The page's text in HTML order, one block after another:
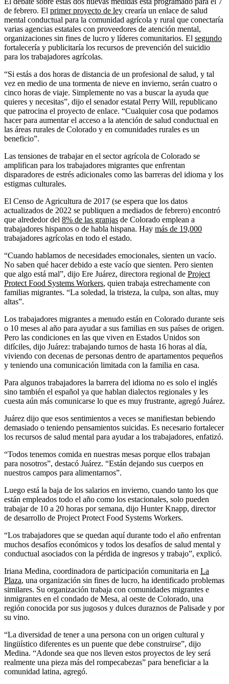
de febrero. El primer proyecto de ley crearía un enlace de salud
mental conductual para la comunidad agrícola y rural que conectaría
varias agencias estatales con proveedores de atención mental,
organizaciones sin fines de lucro y líderes comunitarios. El segundo
fortalecería y publicitaría los recursos de prevención del suicidio
para los trabajadores agrícolas.
“Si estás a dos horas de distancia de un profesional de salud, y tal
vez en medio de una tormenta de nieve en invierno, serán cuatro o
cinco horas de viaje. Simplemente no vas a buscar la ayuda que
quieres y necesitas”, dijo el senador estatal Perry Will, republicano
que patrocina el proyecto de enlace. “Cualquier cosa que podamos
hacer para aumentar el acceso a la atención de salud conductual en
las áreas rurales de Colorado y en comunidades rurales es un
beneficio”.
Las tensiones de trabajar en el sector agrícola de Colorado se
amplifican para los trabajadores migrantes que enfrentan
disparadores de estrés adicionales como las barreras del idioma y los
estigmas culturales.
El Censo de Agricultura de 2017 (se espera que los datos
actualizados de 2022 se publiquen a mediados de febrero) encontró
que alrededor del 8% de las granjas de Colorado emplean a
trabajadores hispanos o de habla hispana. Hay más de 19,000
trabajadores agrícolas en todo el estado.
“Cuando hablamos de necesidades emocionales, sienten un vacío.
No saben qué hacer debido a este vacío que sienten. Pero sienten
que algo está mal”, dijo Ere Juárez, directora regional de Project
Protect Food Systems Workers, quien trabaja estrechamente con
familias migrantes. “La soledad, la tristeza, la culpa, son altas, muy
altas”.
Los trabajadores migrantes a menudo están en Colorado durante seis
o 10 meses al año para ayudar a sus familias en sus países de origen.
Pero las condiciones en las que viven en Estados Unidos son
difíciles, dijo Juárez: trabajando turnos de hasta 16 horas al día,
viviendo con decenas de personas dentro de apartamentos pequeños
y teniendo una comunicación limitada con la familia en casa.
Para algunos trabajadores la barrera del idioma no es solo el inglés
sino también el español ya que hablan dialectos regionales y les
cuesta aún más comunicarse lo que es muy frustrante, agregó Juárez.
Juárez dijo que esos sentimientos a veces se manifiestan bebiendo
demasiado o teniendo pensamientos suicidas. Es necesario fortalecer
los recursos de salud mental para ayudar a los trabajadores, enfatizó.
“Todos tenemos comida en nuestras mesas porque ellos trabajan
para nosotros”, destacó Juárez. “Están dejando sus cuerpos en
nuestros campos para alimentarnos”.
Luego está la baja de los salarios en invierno, cuando tanto los que
están empleados todo el año como los estacionales, solo pueden
trabajar de 10 a 20 horas por semana, dijo Hunter Knapp, director
de desarrollo de Project Protect Food Systems Workers.
“Los trabajadores que se quedan aquí durante todo el año enfrentan
muchos desafíos económicos y todos los desafíos de salud mental y
conductual asociados con la pérdida de ingresos y trabajo”, explicó.
Iriana Medina, coordinadora de participación comunitaria en La
Plaza, una organización sin fines de lucro, ha identificado problemas
similares. Su organización trabaja con comunidades migrantes e
inmigrantes en el condado de Mesa, al oeste de Colorado, una
región conocida por sus jugosos y dulces duraznos de Palisade y por
su vino.
“La diversidad de tener a una persona con un origen cultural y
lingüístico diferentes es un puente que debe construirse”, dijo
Medina. “Adonde sea que nos lleven estos proyectos de ley será
realmente una pieza más del rompecabezas” para beneficiar a la
comunidad latina, agregó.